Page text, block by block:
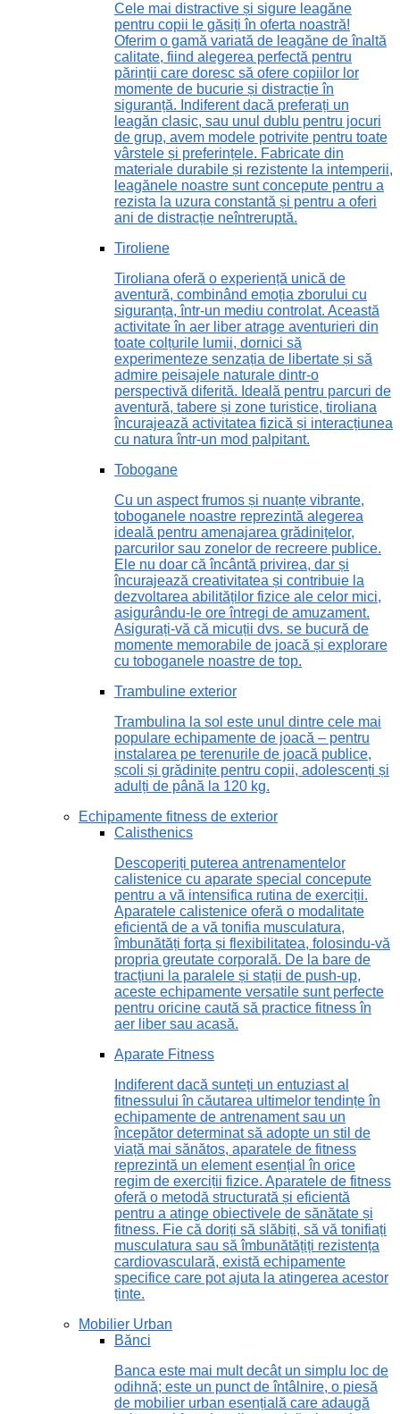
Cele mai distractive și sigure leagăne
pentru copii le găsiți în oferta noastră!
Oferim o gamă variată de leagăne de înaltă
calitate, fiind alegerea perfectă pentru
părinții care doresc să ofere copiilor lor
momente de bucurie și distracție în
siguranță. Indiferent dacă preferați un
leagăn clasic, sau unul dublu pentru jocuri
de grup, avem modele potrivite pentru toate
vârstele și preferințele. Fabricate din
materiale durabile și rezistente la intemperii,
leagănele noastre sunt concepute pentru a
rezista la uzura constantă și pentru a oferi
ani de distracție neîntreruptă.
Tiroliene
Tiroliana oferă o experiență unică de
aventură, combinând emoția zborului cu
siguranța, într-un mediu controlat. Această
activitate în aer liber atrage aventurieri din
toate colțurile lumii, dornici să
experimenteze senzația de libertate și să
admire peisajele naturale dintr-o
perspectivă diferită. Ideală pentru parcuri de
aventură, tabere și zone turistice, tiroliana
încurajează activitatea fizică și interacțiunea
cu natura într-un mod palpitant.
Tobogane
Cu un aspect frumos și nuanțe vibrante,
toboganele noastre reprezintă alegerea
ideală pentru amenajarea grădinițelor,
parcurilor sau zonelor de recreere publice.
Ele nu doar că încântă privirea, dar și
încurajează creativitatea și contribuie la
dezvoltarea abilităților fizice ale celor mici,
asigurându-le ore întregi de amuzament.
Asigurați-vă că micuții dvs. se bucură de
momente memorabile de joacă și explorare
cu toboganele noastre de top.
Trambuline exterior
Trambulina la sol este unul dintre cele mai
populare echipamente de joacă – pentru
instalarea pe terenurile de joacă publice,
școli și grădinițe pentru copii, adolescenți și
adulți de până la 120 kg.
Echipamente fitness de exterior
Calisthenics
Descoperiți puterea antrenamentelor
calistenice cu aparate special concepute
pentru a vă intensifica rutina de exerciții.
Aparatele calistenice oferă o modalitate
eficientă de a vă tonifia musculatura,
îmbunătăți forța și flexibilitatea, folosindu-vă
propria greutate corporală. De la bare de
tracțiuni la paralele și stații de push-up,
aceste echipamente versatile sunt perfecte
pentru oricine caută să practice fitness în
aer liber sau acasă.
Aparate Fitness
Indiferent dacă sunteți un entuziast al
fitnessului în căutarea ultimelor tendințe în
echipamente de antrenament sau un
începător determinat să adopte un stil de
viață mai sănătos, aparatele de fitness
reprezintă un element esențial în orice
regim de exerciții fizice. Aparatele de fitness
oferă o metodă structurată și eficientă
pentru a atinge obiectivele de sănătate și
fitness. Fie că doriți să slăbiți, să vă tonifiați
musculatura sau să îmbunătățiți rezistența
cardiovasculară, există echipamente
specifice care pot ajuta la atingerea acestor
ținte.
Mobilier Urban
Bănci
Banca este mai mult decât un simplu loc de
odihnă; este un punct de întâlnire, o piesă
de mobilier urban esențială care adaugă